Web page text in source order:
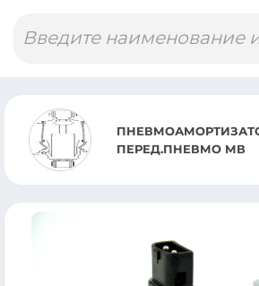
товаров
ПЕРЕД.ПНЕВМО МВ